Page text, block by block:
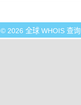
© 2026 全球 WHOIS 查询